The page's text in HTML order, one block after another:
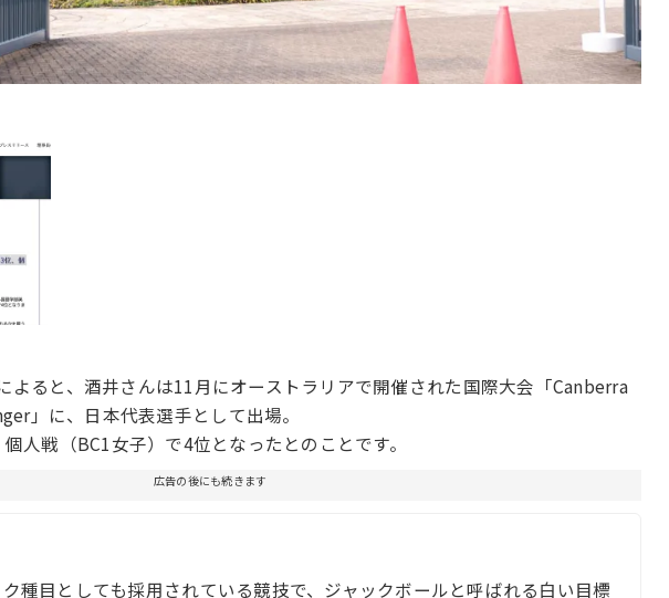
よると、酒井さんは11月にオーストラリアで開催された国際大会「Canberra
」に、日本代表選手として出場。
人戦（BC1女子）で4位となったとのことです。
広告の後にも続きます
種目としても採用されている競技で、ジャックボールと呼ばれる白い目標